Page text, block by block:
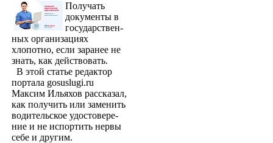
Получать
доку­менты в
государствен­
ных организациях
хлопотно, если заранее не
знать, как действовать.
В этой статье редактор
портала gosuslugi.ru
Максим Ильяхов рассказал,
как получить или заменить
водительское удостовере­
ние и не испортить нервы
себе и другим.